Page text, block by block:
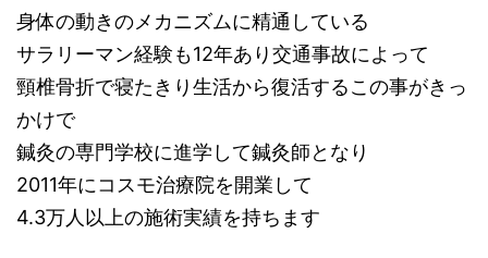
身体の動きのメカニズムに精通している
サラリーマン経験も12年あり交通事故によって
頸椎骨折で寝たきり生活から復活するこの事がきっ
かけで
鍼灸の専門学校に進学して鍼灸師となり
2011年にコスモ治療院を開業して
4.3万人以上の施術実績を持ちます